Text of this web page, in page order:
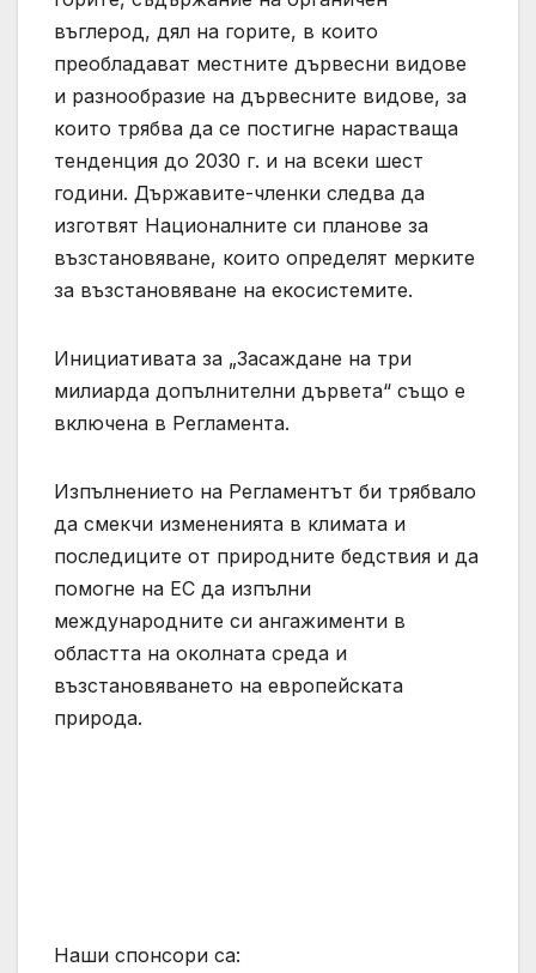
въглерод, дял на горите, в които
преобладават местните дървесни видове
и разнообразие на дървесните видове, за
които трябва да се постигне нарастваща
тенденция до 2030 г. и на всеки шест
години. Държавите-членки следва да
изготвят Националните си планове за
възстановяване, които определят мерките
за възстановяване на екосистемите.
Инициативата за „Засаждане на три
милиарда допълнителни дървета“ също е
включена в Регламента.
Изпълнението на Регламентът би трябвало
да смекчи измененията в климата и
последиците от природните бедствия и да
помогне на ЕС да изпълни
международните си ангажименти в
областта на околната среда и
възстановяването на европейската
природа.
Наши спонсори са: